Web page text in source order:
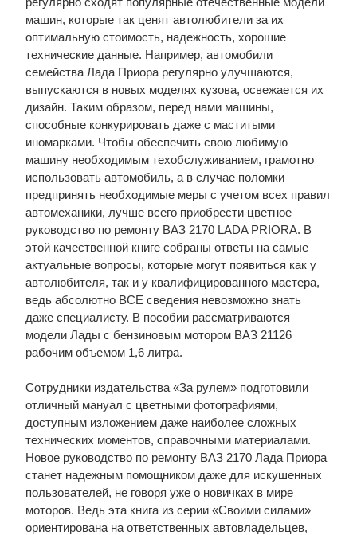
машин, которые так ценят автолюбители за их
оптимальную стоимость, надежность, хорошие
технические данные. Например, автомобили
семейства Лада Приора регулярно улучшаются,
выпускаются в новых моделях кузова, освежается их
дизайн. Таким образом, перед нами машины,
способные конкурировать даже с маститыми
иномарками. Чтобы обеспечить свою любимую
машину необходимым техобслуживанием, грамотно
использовать автомобиль, а в случае поломки –
предпринять необходимые меры с учетом всех правил
автомеханики, лучше всего приобрести цветное
руководство по ремонту ВАЗ 2170 LADA PRIORA. В
этой качественной книге собраны ответы на самые
актуальные вопросы, которые могут появиться как у
автолюбителя, так и у квалифицированного мастера,
ведь абсолютно ВСЕ сведения невозможно знать
даже специалисту. В пособии рассматриваются
модели Лады с бензиновым мотором ВАЗ 21126
рабочим объемом 1,6 литра.
Сотрудники издательства «За рулем» подготовили
отличный мануал с цветными фотографиями,
доступным изложением даже наиболее сложных
технических моментов, справочными материалами.
Новое руководство по ремонту ВАЗ 2170 Лада Приора
станет надежным помощником даже для искушенных
пользователей, не говоря уже о новичках в мире
моторов. Ведь эта книга из серии «Своими силами»
ориентирована на ответственных автовладельцев,